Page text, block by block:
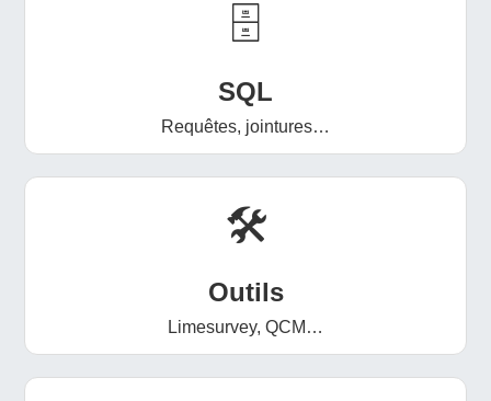
🗄️
SQL
Requêtes, jointures…
🛠️
Outils
Limesurvey, QCM…